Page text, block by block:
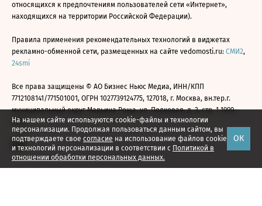
На нашем сайте используются cookie-файлы и технологии
персонализации. Продолжая пользоваться данным сайтом, вы
подтверждаете свое согласие на использование файлов cookie
и технологий персонализации в соответствии с Политикой в
отношении обработки персональных данных.
ОК
относящихся к предпочтениям пользователей сети «Интернет»,
находящихся на территории Российской Федерации).
Правила применения рекомендательных технологий в виджетах
рекламно-обменной сети, размещенных на сайте vedomosti.ru: СМИ2,
24smi
Все права защищены © АО Бизнес Ньюс Медиа, ИНН/КПП
7712108141/771501001, ОГРН 1027739124775, 127018, г. Москва, вн.тер.г.
муниципальный округ Марьина Роща, ул. Полковая, д. 3, стр. 1 1999—
2026